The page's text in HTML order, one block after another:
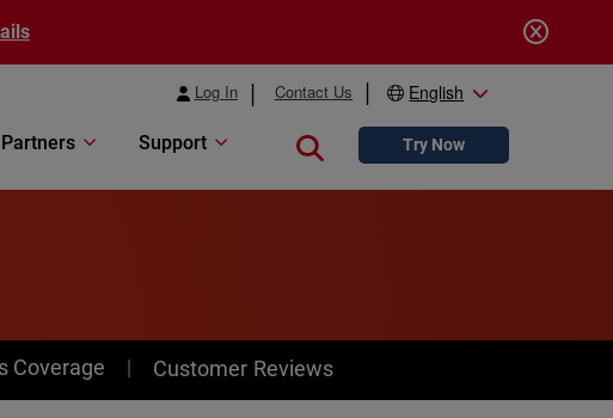
Log In Contact Us English
Partners Support Close searchTry Now
Coverage Customer Reviews